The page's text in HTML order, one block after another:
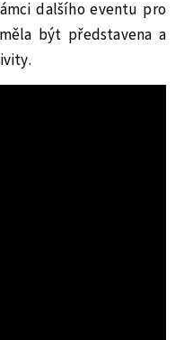
dalšího eventu pro
být představena a